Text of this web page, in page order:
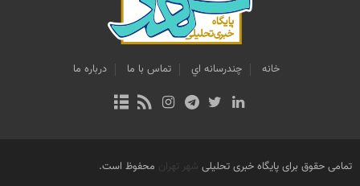
خانه چندرسانه اي تماس با ما درباره ما
تمامی حقوق برای پایگاه خبری تحلیلی شهر تهران محفوظ است.